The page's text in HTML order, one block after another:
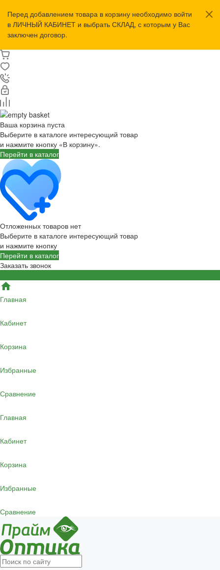
Перед добавлением товара в корзину необходимо войти
в ЛИЧНЫЙ КАБИНЕТ и выбрать СКЛАД, с которым у Вас
заключен договор.
Ваша корзина пуста
Выберите в каталоге интересующий товар
и нажмите кнопку «В корзину».
Перейти в каталог
Отложенных товаров нет
Выберите в каталоге интересующий товар
и нажмите кнопку
Перейти в каталог
Заказать звонок
Главная
Кабинет
Корзина
Избранные
Сравнение
Главная
Кабинет
Корзина
Избранные
Сравнение